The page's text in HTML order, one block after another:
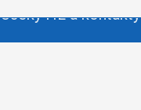
Úseky HL a kontakty